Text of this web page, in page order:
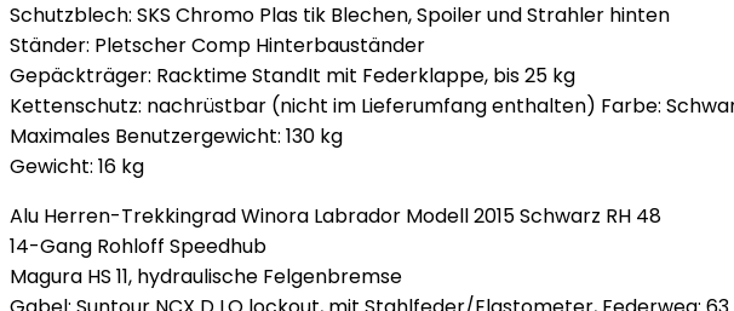
Schutzblech: SKS Chromo Plas tik Blechen, Spoiler und Strahler hinten
Ständer: Pletscher Comp Hinterbauständer
Gepäckträger: Racktime StandIt mit Federklappe, bis 25 kg
Kettenschutz: nachrüstbar (nicht im Lieferumfang enthalten) Farbe:
Maximales Benutzergewicht: 130 kg
Gewicht: 16 kg
Alu Herren-Trekkingrad Winora Labrador Modell 2015 Schwarz RH 48
14-Gang Rohloff Speedhub
Magura HS 11, hydraulische Felgenbremse